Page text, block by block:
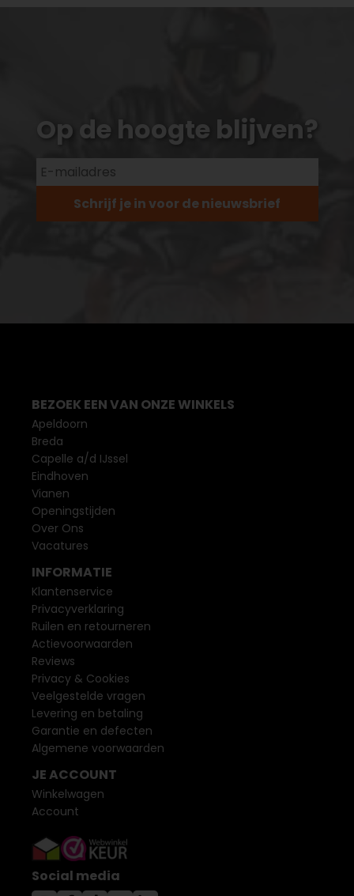
Op de hoogte blijven?
Schrijf je in voor de nieuwsbrief
BEZOEK EEN VAN ONZE WINKELS
Apeldoorn
Breda
Capelle a/d IJssel
Eindhoven
Vianen
Openingstijden
Over Ons
Vacatures
INFORMATIE
Klantenservice
Privacyverklaring
Ruilen en retourneren
Actievoorwaarden
Reviews
Privacy & Cookies
Veelgestelde vragen
Levering en betaling
Garantie en defecten
Algemene voorwaarden
JE ACCOUNT
Winkelwagen
Account
Social media